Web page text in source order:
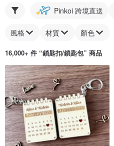
Pinkoi 跨境直送
風格 材質 顏色
16,000+ 件 “鎖匙扣/鎖匙包” 商品